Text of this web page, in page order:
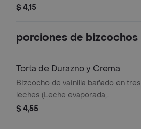
con miga de oreo en los lados.
$ 4,15
porciones de bizcochos
Torta de Durazno y Crema
Bizcocho de vainilla bañado en tres
leches (Leche evaporada,
condensada y entera) y almíbar de
$ 4,55